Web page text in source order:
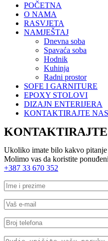
POČETNA
O NAMA
RASVJETA
NAMJEŠTAJ
Dnevna soba
Spavaća soba
Hodnik
Kuhinja
Radni prostor
SOFE I GARNITURE
EPOXY STOLOVI
DIZAJN ENTERIJERA
KONTAKTIRAJTE NAS
KONTAKTIRAJTE
Ukoliko imate bilo kakvo pitanje
Molimo vas da koristite
+387 33 670 352